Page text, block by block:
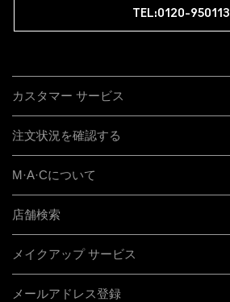
TEL:0120-950113
カスタマー サービス
注文状況を確認する
M·A·Cについて
店舗検索
メイクアップ サービス
メールアドレス登録